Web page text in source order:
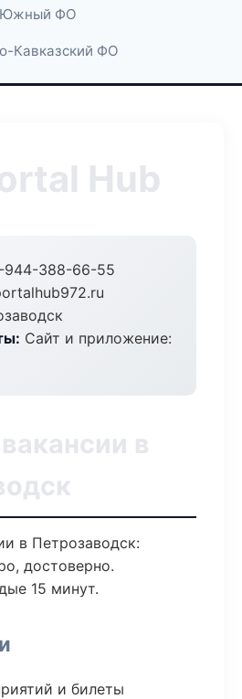
Южный ФО
Кавказский ФО
Hub
944-388-66-55
Сайт и приложение:
в
в Петрозаводск:
достоверно.
15 минут.
и билеты